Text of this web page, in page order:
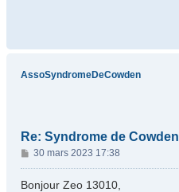
AssoSyndromeDeCowden
Re: Syndrome de Cowden
M
e
s
30 mars 2023 17:38
Bonjour Zeo 13010,